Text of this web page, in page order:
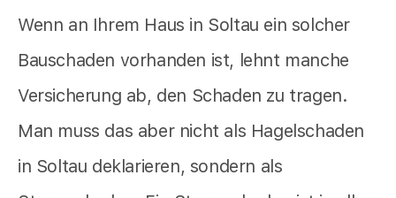
Wenn an Ihrem Haus in Soltau ein solcher
Bauschaden vorhanden ist, lehnt manche
Versicherung ab, den Schaden zu tragen.
Man muss das aber nicht als Hagelschaden
in Soltau deklarieren, sondern als